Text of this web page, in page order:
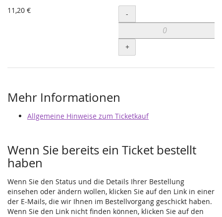
11,20 €
Menge
-
+
Mehr Informationen
Allgemeine Hinweise zum Ticketkauf
Wenn Sie bereits ein Ticket bestellt
haben
Wenn Sie den Status und die Details Ihrer Bestellung
einsehen oder ändern wollen, klicken Sie auf den Link in einer
der E-Mails, die wir Ihnen im Bestellvorgang geschickt haben.
Wenn Sie den Link nicht finden können, klicken Sie auf den